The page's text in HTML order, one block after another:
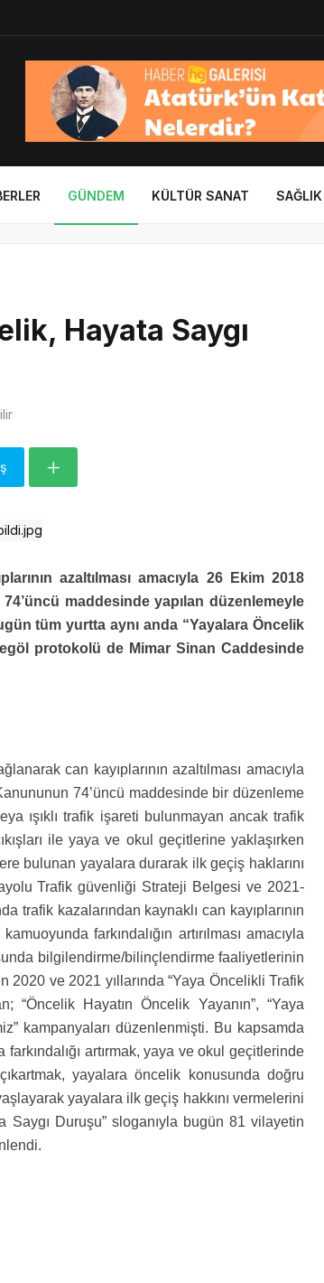
GÜNDEM KÜLTÜR SANAT SAĞLIK
Hayata Saygı
azaltılması amacıyla 26 Ekim 2018
maddesinde yapılan düzenlemeyle
tüm yurtta aynı anda “Yayalara Öncelik
protokolü de Mimar Sinan Caddesinde
can kayıplarının azaltılması amacıyla
74’üncü maddesinde bir düzenleme
ışıklı trafik işareti bulunmayan ancak trafik
ile yaya ve okul geçitlerine yaklaşırken
bulunan yayalara durarak ilk geçiş haklarını
Trafik güvenliği Strateji Belgesi ve 2021­
trafik kazalarından kaynaklı can kayıplarının
farkındalığın artırılması amacıyla
bilgilendirme/bilinçlendirme faaliyetlerinin
2020 ve 2021 yıllarında “Yaya Öncelikli Trafik
“Öncelik Hayatın Öncelik Yayanın”, “Yaya
kampanyaları düzenlenmişti. Bu kapsamda
artırmak, yaya ve okul geçitlerinde
yayalara öncelik konusunda doğru
yayalara ilk geçiş hakkını vermelerini
Saygı Duruşu” sloganıyla bugün 81 vilayetin